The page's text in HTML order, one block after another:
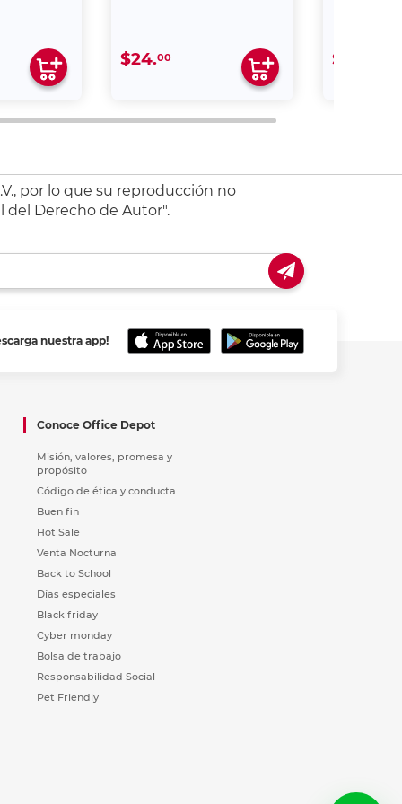
$24.00 $24.
por lo que su reproducción no
del Derecho de Autor".
nuestra app!
Conoce Office Depot
Misión, valores, promesa y
propósito
Código de ética y conducta
Buen fin
Hot Sale
Venta Nocturna
Back to School
Días especiales
Black friday
Cyber monday
Bolsa de trabajo
Responsabilidad Social
Pet Friendly